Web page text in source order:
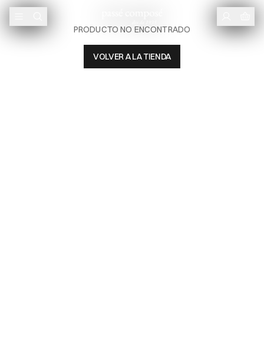
PRODUCTO NO ENCONTRADO
VOLVER A LA TIENDA